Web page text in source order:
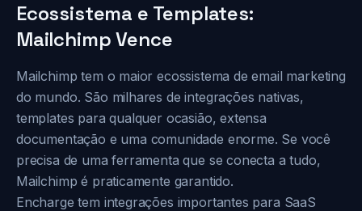
Ecossistema e Templates:
Mailchimp Vence
Mailchimp tem o maior ecossistema de email marketing
do mundo. São milhares de integrações nativas,
templates para qualquer ocasião, extensa
documentação e uma comunidade enorme. Se você
precisa de uma ferramenta que se conecta a tudo,
Mailchimp é praticamente garantido.
Encharge tem integrações importantes para SaaS